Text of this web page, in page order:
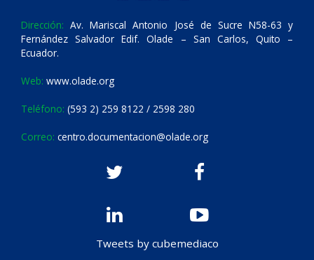
Dirección: Av. Mariscal Antonio José de Sucre N58-63 y
Fernández Salvador Edif. Olade – San Carlos, Quito –
Ecuador.
Web: www.olade.org
Teléfono: (593 2) 259 8122 / 2598 280
Correo: centro.documentacion@olade.org
Tweets by cubemediaco